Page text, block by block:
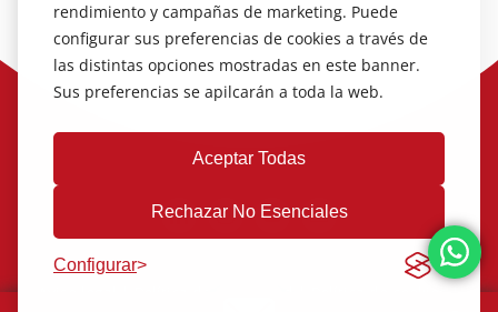
rendimiento y campañas de marketing. Puede
configurar sus preferencias de cookies a través de
las distintas opciones mostradas en este banner.
Sus preferencias se apilcarán a toda la web.
Aceptar Todas
Rechazar No Esenciales
Configurar